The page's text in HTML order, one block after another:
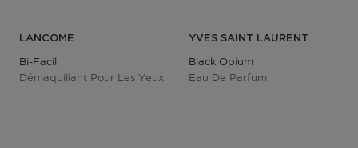
LANCÔME
Bi-Facil
Démaquillant Pour Les Yeux
YVES SAINT LAURENT
Black Opium
Eau De Parfum